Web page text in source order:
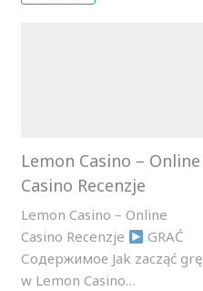
Lemon Casino – Online
Casino Recenzje
Lemon Casino – Online
Casino Recenzje
GRAĆ
Содержимое Jak zacząć grę
w Lemon Casino…